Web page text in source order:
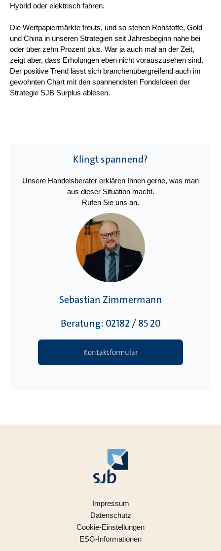
Hybrid oder elektrisch fahren.
Die Wertpapiermärkte freuts, und so stehen Rohstoffe, Gold
und China in unseren Strategien seit Jahresbeginn nahe bei
oder über zehn Prozent plus. War ja auch mal an der Zeit,
zeigt aber, dass Erholungen eben nicht vorauszusehen sind.
Der positive Trend lässt sich branchenübergreifend auch im
gewohnten Chart mit den spannendsten FondsIdeen der
Strategie SJB Surplus ablesen.
Klingt spannend?
Unsere Handelsberater erklären Ihnen gerne, was man
aus dieser Situation macht.
Rufen Sie uns an.
Sebastian Zimmermann
Beratung: 02182 / 85 20
Kontaktformular
Impressum
Datenschutz
Cookie-Einstellungen
ESG-Informationen